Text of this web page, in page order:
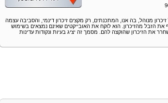
מנוהל, בה אנו, המתכנתים, רק מקצים זיכרון דינמי, והסביבה עצמה
את הזבל מהזיכרון. הוא לוקח את האובייקטים שאינם נמצאים בשימוש
את הזיכרון שהוקצה להם. מסמך זה יציג בעיות ונקודות עדינות